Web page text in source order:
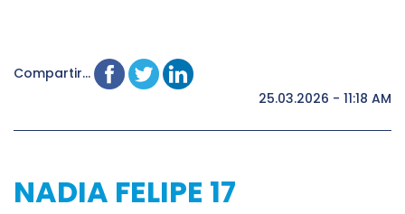
Compartir...
25.03.2026 - 11:18 AM
NADIA FELIPE 17